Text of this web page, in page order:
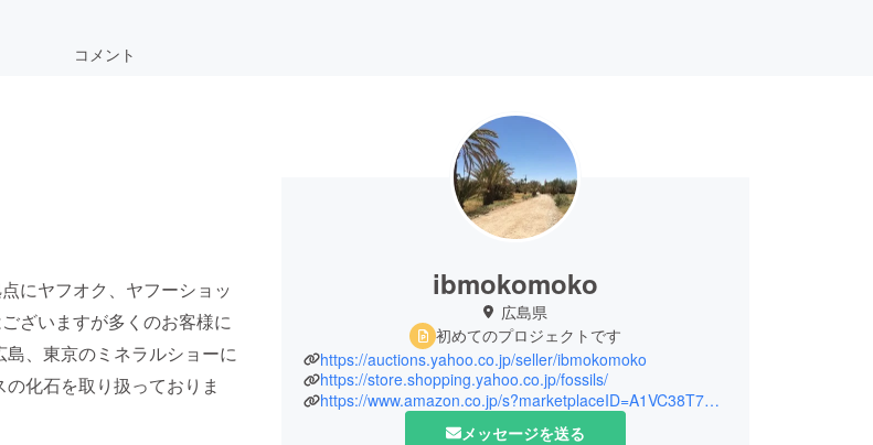
コメント
にヤフオク、ヤフーショッ
ざいますが多くのお客様に
、東京のミネラルショーに
化石を取り扱っておりま
ibmokomoko
広島県
初めてのプロジェクトです
https://auctions.yahoo.co.jp/seller/ibmokomoko
https://store.shopping.yahoo.co.jp/fossils/
https://www.amazon.co.jp/s?marketplaceID=A1VC38T7YXB528&me=A2XCLL5NEXEPFI&merchant=A2XCLL5NEXEPFI
メッセージを送る